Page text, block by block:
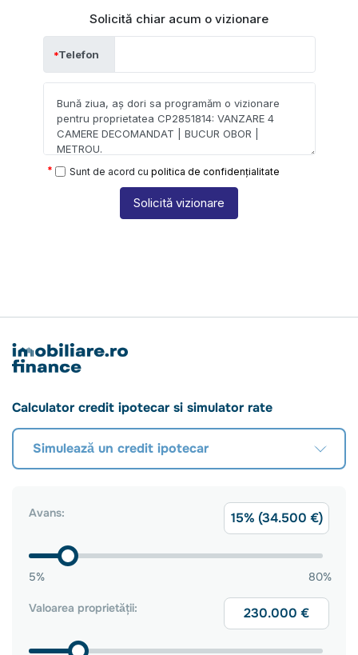
Solicită chiar acum o vizionare
Telefon
Sunt de acord cu politica de confidențialitate
Solicită vizionare